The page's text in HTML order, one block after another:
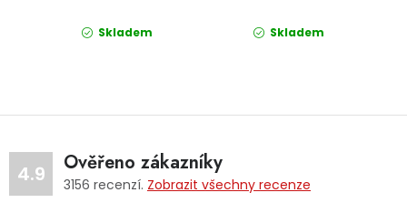
Skladem Skladem
4.9 Ověřeno zákazníky
3156 recenzí. Zobrazit všechny recenze